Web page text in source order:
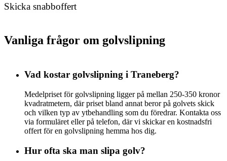
Skicka snabboffert
Vanliga frågor om golvslipning
Vad kostar golvslipning i Traneberg?
Medelpriset för golvslipning ligger på mellan 250-350 kronor
kvadratmetern, där priset bland annat beror på golvets skick
och vilken typ av ytbehandling som du föredrar. Kontakta oss
via formuläret eller på telefon, där vi skickar en kostnadsfri
offert för en golvslipning hemma hos dig.
Hur ofta ska man slipa golv?